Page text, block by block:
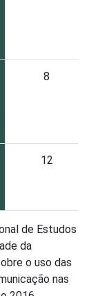
8
12
de Estudos
da
o uso das
nas